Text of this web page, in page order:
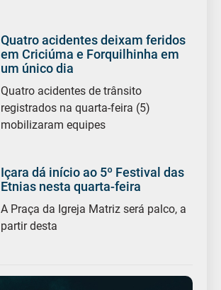
Quatro acidentes deixam feridos
em Criciúma e Forquilhinha em
um único dia
Quatro acidentes de trânsito
registrados na quarta-feira (5)
mobilizaram equipes
Içara dá início ao 5º Festival das
Etnias nesta quarta-feira
A Praça da Igreja Matriz será palco, a
partir desta